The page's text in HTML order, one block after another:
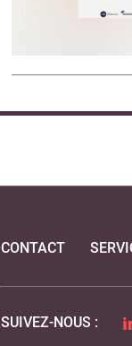
CONTACT
SUIVEZ-NOUS :